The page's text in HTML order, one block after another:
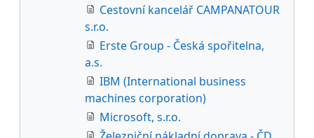
Cestovní kancelář CAMPANATOUR
s.r.o.
Erste Group - Česká spořitelna,
a.s.
IBM (International business
machines corporation)
Microsoft, s.r.o.